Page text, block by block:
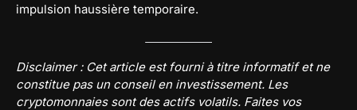
impulsion haussière temporaire.
Disclaimer : Cet article est fourni à titre informatif et ne
constitue pas un conseil en investissement. Les
cryptomonnaies sont des actifs volatils. Faites vos